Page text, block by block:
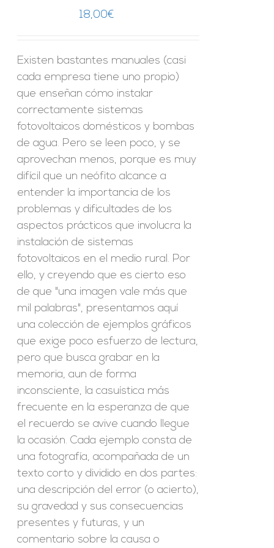
18,00€
Existen bastantes manuales (casi
cada empresa tiene uno propio)
que enseñan cómo instalar
correctamente sistemas
fotovoltaicos domésticos y bombas
de agua. Pero se leen poco, y se
aprovechan menos, porque es muy
difícil que un neófito alcance a
entender la importancia de los
problemas y dificultades de los
aspectos prácticos que involucra la
instalación de sistemas
fotovoltaicos en el medio rural. Por
ello, y creyendo que es cierto eso
de que "una imagen vale más que
mil palabras", presentamos aquí
una colección de ejemplos gráficos
que exige poco esfuerzo de lectura,
pero que busca grabar en la
memoria, aun de forma
inconsciente, la casuística más
frecuente en la esperanza de que
el recuerdo se avive cuando llegue
la ocasión. Cada ejemplo consta de
una fotografía, acompañada de un
texto corto y dividido en dos partes:
una descripción del error (o acierto),
su gravedad y sus consecuencias
presentes y futuras, y un
comentario sobre la causa o